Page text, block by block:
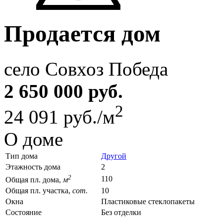
Продается дом
село Совхоз Победа
2 650 000 руб.
24 091 руб./м2
О доме
Тип дома
Другой
Этажность дома
2
Общая пл. дома, м2
110
Общая пл. участка, сот.
10
Окна
Пластиковые стеклопакеты
Состояние
Без отделки